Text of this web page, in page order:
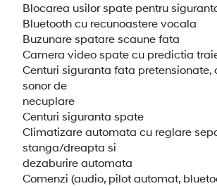
Blocarea usilor spate pentru
Bluetooth cu recunoastere vocala
Buzunare spatare scaune fata
Camera video spate cu predictia
Centuri siguranta fata pretensionate,
sonor de
necuplare
Centuri siguranta spate
Climatizare automata cu reglare
stanga/dreapta si
dezaburire automata
Comenzi (audio, pilot automat,